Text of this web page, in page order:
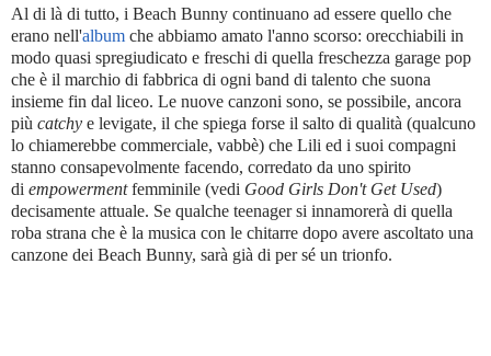
Al di là di tutto, i Beach Bunny continuano ad essere quello che
erano nell'album che abbiamo amato l'anno scorso: orecchiabili in
modo quasi spregiudicato e freschi di quella freschezza garage pop
che è il marchio di fabbrica di ogni band di talento che suona
insieme fin dal liceo. Le nuove canzoni sono, se possibile, ancora
più catchy e levigate, il che spiega forse il salto di qualità (qualcuno
lo chiamerebbe commerciale, vabbè) che Lili ed i suoi compagni
stanno consapevolmente facendo, corredato da uno spirito
di empowermentfemminile (vedi Good Girls Don't Get Used)
decisamente attuale. Se qualche teenager si innamorerà di quella
roba strana che è la musica con le chitarre dopo avere ascoltato una
canzone dei Beach Bunny, sarà già di per sé un trionfo.